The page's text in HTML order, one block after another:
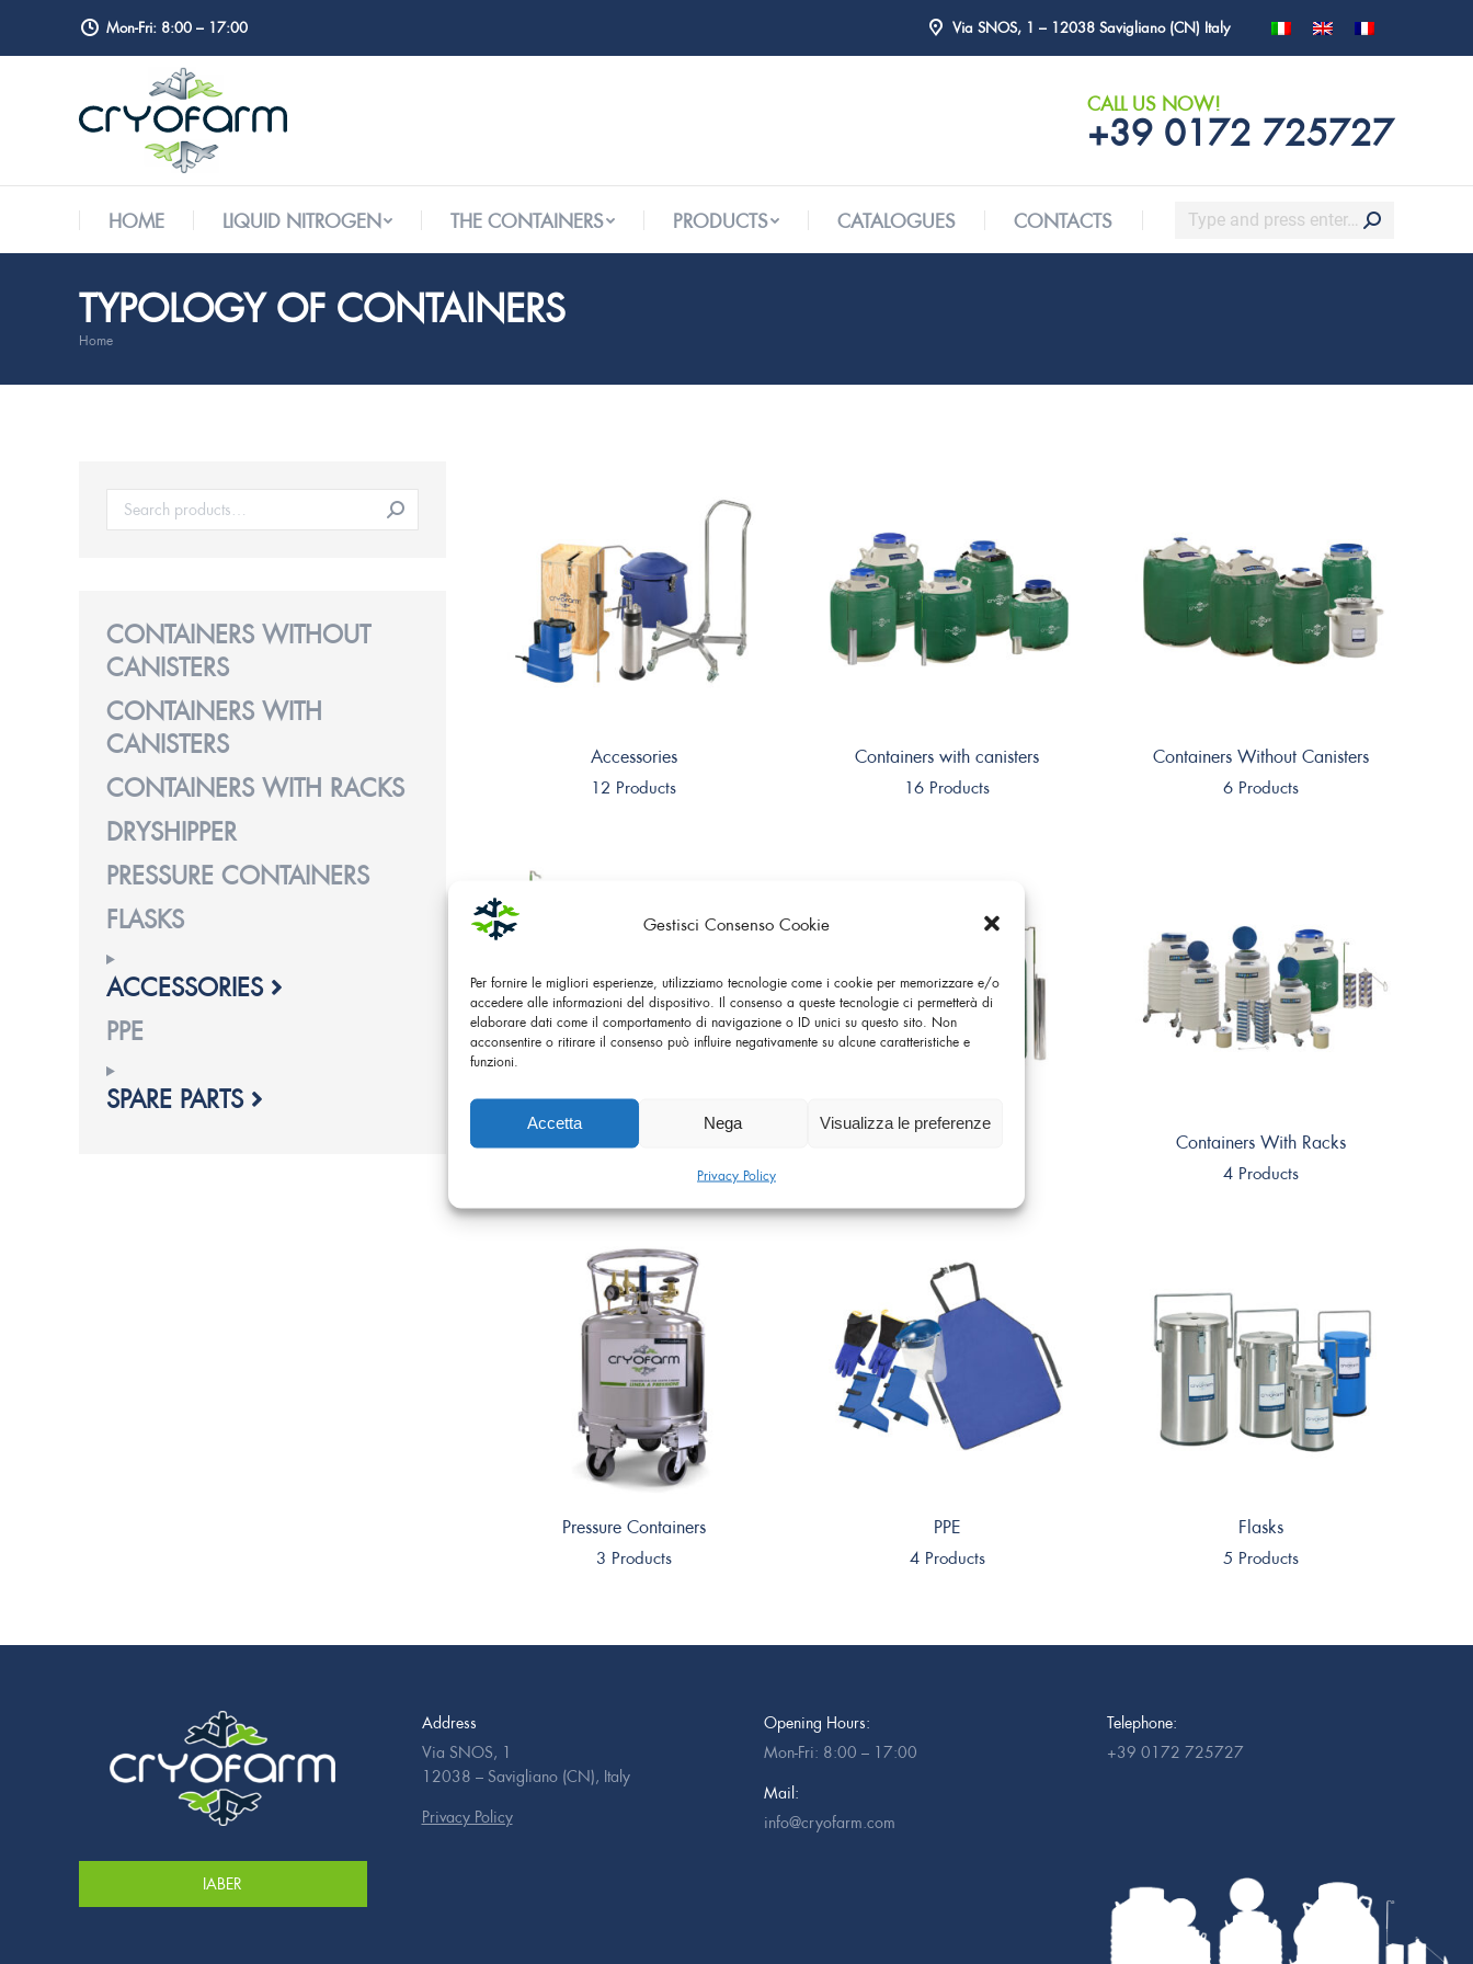
Gestisci Consenso Cookie
Per fornire le migliori esperienze, utilizziamo tecnologie come i cookie per memorizzare e/o
accedere alle informazioni del dispositivo. Il consenso a queste tecnologie ci permetterà di
elaborare dati come il comportamento di navigazione o ID unici su questo sito. Non
acconsentire o ritirare il consenso può influire negativamente su alcune caratteristiche e
funzioni.
Accetta Nega Visualizza le preferenze
Privacy Policy
Mon-Fri: 8:00 – 17:00 Via SNOS, 1 – 12038 Savigliano (CN) Italy
CALL US NOW!
+39 0172 725727
HOME LIQUID NITROGEN THE CONTAINERS PRODUCTS CATALOGUES CONTACTS Search:
TYPOLOGY OF CONTAINERS
You are here:
Home
Accessories
12 Products
Containers with canisters
16 Products
Containers Without Canisters
6 Products
Spare Parts Containers With Racks
4 Products
Pressure Containers
3 Products
PPE
4 Products
Flasks
5 Products
CONTAINERS WITHOUT
CANISTERS
CONTAINERS WITH
CANISTERS
CONTAINERS WITH RACKS
DRYSHIPPER
PRESSURE CONTAINERS
FLASKS
ACCESSORIES
PPE
SPARE PARTS
IABER
Address
Via SNOS, 1
12038 – Savigliano (CN), Italy
Privacy Policy
Opening Hours:
Mon-Fri: 8:00 – 17:00
Mail:
info@cryofarm.com
Telephone:
+39 0172 725727
HOME LIQUID NITROGEN CATALOGUES CONTACTS Search: